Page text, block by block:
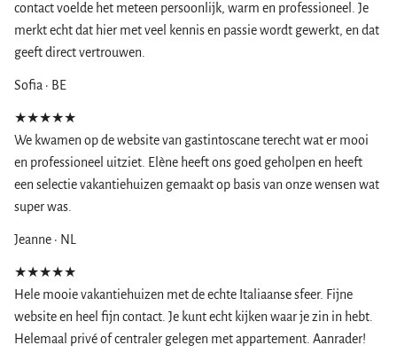
contact voelde het meteen persoonlijk, warm en professioneel. Je
merkt echt dat hier met veel kennis en passie wordt gewerkt, en dat
geeft direct vertrouwen.
Sofia · BE
★★★★★
We kwamen op de website van gastintoscane terecht wat er mooi
en professioneel uitziet. Elène heeft ons goed geholpen en heeft
een selectie vakantiehuizen gemaakt op basis van onze wensen wat
super was.
Jeanne · NL
★★★★★
Hele mooie vakantiehuizen met de echte Italiaanse sfeer. Fijne
website en heel fijn contact. Je kunt echt kijken waar je zin in hebt.
Helemaal privé of centraler gelegen met appartement. Aanrader!